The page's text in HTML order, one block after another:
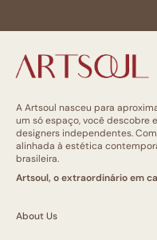
A Artsoul nasceu para
um só espaço, você descobre
designers independentes.
alinhada à estética
brasileira.
Artsoul, o extraordinário em
About Us